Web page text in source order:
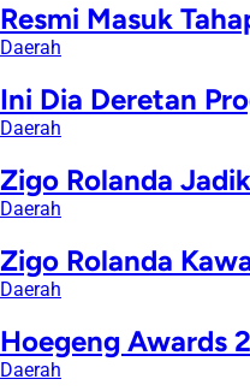
Resmi Masuk
Daerah
Ini Dia Deretan
Daerah
Zigo Rolanda
Daerah
Zigo Rolanda
Daerah
Hoegeng Awards
Daerah